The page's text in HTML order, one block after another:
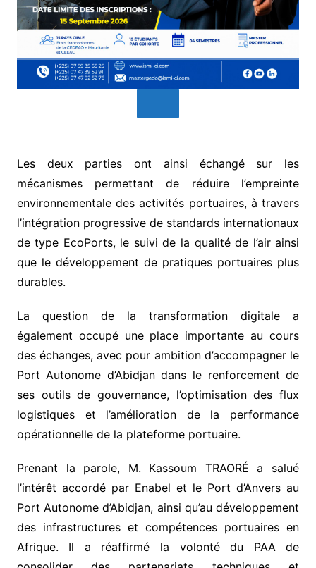
Les deux parties ont ainsi échangé sur les
mécanismes permettant de réduire l’empreinte
environnementale des activités portuaires, à travers
l’intégration progressive de standards internationaux
de type EcoPorts, le suivi de la qualité de l’air ainsi
que le développement de pratiques portuaires plus
durables.
La question de la transformation digitale a
également occupé une place importante au cours
des échanges, avec pour ambition d’accompagner le
Port Autonome d’Abidjan dans le renforcement de
ses outils de gouvernance, l’optimisation des flux
logistiques et l’amélioration de la performance
opérationnelle de la plateforme portuaire.
Prenant la parole, M. Kassoum TRAORÉ a salué
l’intérêt accordé par Enabel et le Port d’Anvers au
Port Autonome d’Abidjan, ainsi qu’au développement
des infrastructures et compétences portuaires en
Afrique. Il a réaffirmé la volonté du PAA de